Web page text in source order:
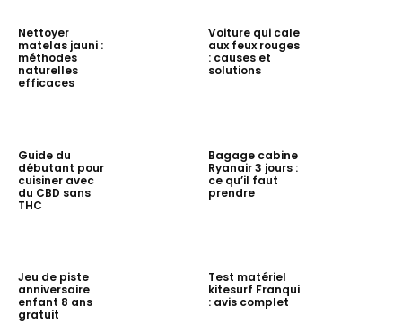
Nettoyer
matelas jauni :
méthodes
naturelles
efficaces
Voiture qui cale
aux feux rouges
: causes et
solutions
Guide du
débutant pour
cuisiner avec
du CBD sans
THC
Bagage cabine
Ryanair 3 jours :
ce qu’il faut
prendre
Jeu de piste
anniversaire
enfant 8 ans
gratuit
Test matériel
kitesurf Franqui
: avis complet